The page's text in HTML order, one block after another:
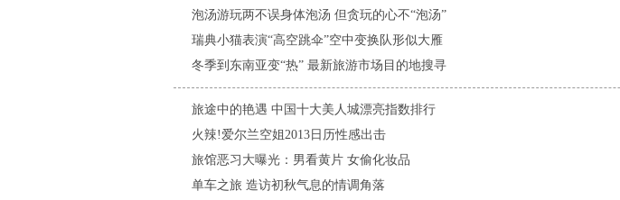
泡汤游玩两不误身体泡汤 但贪玩的心不“泡汤”
瑞典小猫表演“高空跳伞”空中变换队形似大雁
冬季到东南亚变“热” 最新旅游市场目的地搜寻
旅途中的艳遇 中国十大美人城漂亮指数排行
火辣!爱尔兰空姐2013日历性感出击
旅馆恶习大曝光：男看黄片 女偷化妆品
单车之旅 造访初秋气息的情调角落